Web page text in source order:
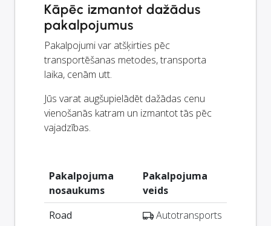
Kāpēc izmantot dažādus
pakalpojumus
Pakalpojumi var atšķirties pēc
transportēšanas metodes, transporta
laika, cenām utt.
Jūs varat augšupielādēt dažādas cenu
vienošanās katram un izmantot tās pēc
vajadzības.
Pakalpojuma
nosaukums
Pakalpojuma
veids
Road
Autotransports